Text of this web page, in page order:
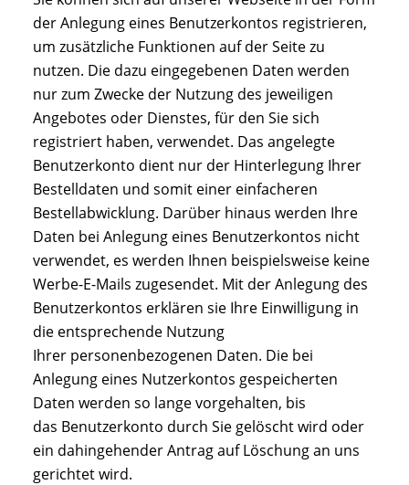
der Anlegung eines Benutzerkontos registrieren,
um zusätzliche Funktionen auf der Seite zu
nutzen. Die dazu eingegebenen Daten werden
nur zum Zwecke der Nutzung des jeweiligen
Angebotes oder Dienstes, für den Sie sich
registriert haben, verwendet. Das angelegte
Benutzerkonto dient nur der Hinterlegung Ihrer
Bestelldaten und somit einer einfacheren
Bestellabwicklung. Darüber hinaus werden Ihre
Daten bei Anlegung eines Benutzerkontos nicht
verwendet, es werden Ihnen beispielsweise keine
Werbe-E-Mails zugesendet. Mit der Anlegung des
Benutzerkontos erklären sie Ihre Einwilligung in
die entsprechende Nutzung
Ihrer personenbezogenen Daten. Die bei
Anlegung eines Nutzerkontos gespeicherten
Daten werden so lange vorgehalten, bis
das Benutzerkonto durch Sie gelöscht wird oder
ein dahingehender Antrag auf Löschung an uns
gerichtet wird.